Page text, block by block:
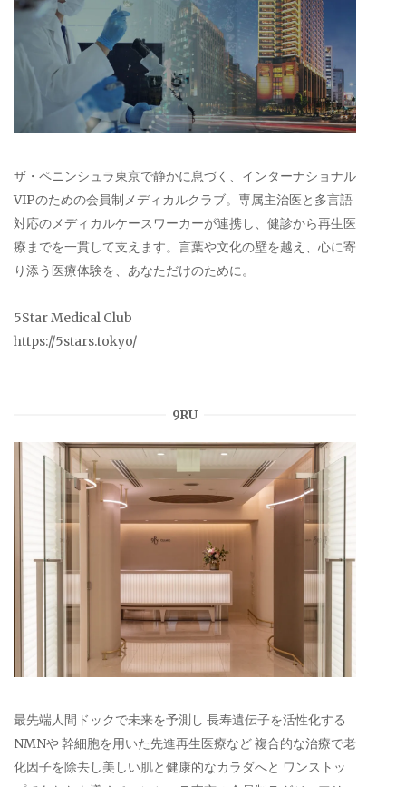
ザ・ペニンシュラ東京で静かに息づく、インターナショナル
VIPのための会員制メディカルクラブ。専属主治医と多言語
対応のメディカルケースワーカーが連携し、健診から再生医
療までを一貫して支えます。言葉や文化の壁を越え、心に寄
り添う医療体験を、あなただけのために。
5Star Medical Club
https://5stars.tokyo/
9RU
最先端人間ドックで未来を予測し 長寿遺伝子を活性化する
NMNや 幹細胞を用いた先進再生医療など 複合的な治療で老
化因子を除去し美しい肌と健康的なカラダへと ワンストッ